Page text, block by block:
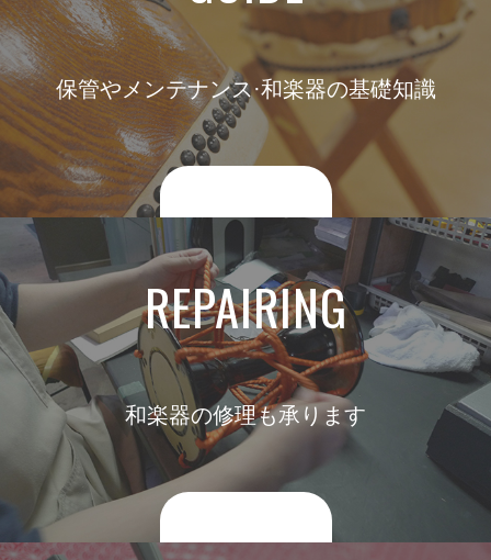
保管やメンテナンス·和楽器の基礎知識
詳しくはコチラ
REPAIRING
和楽器の修理も承ります